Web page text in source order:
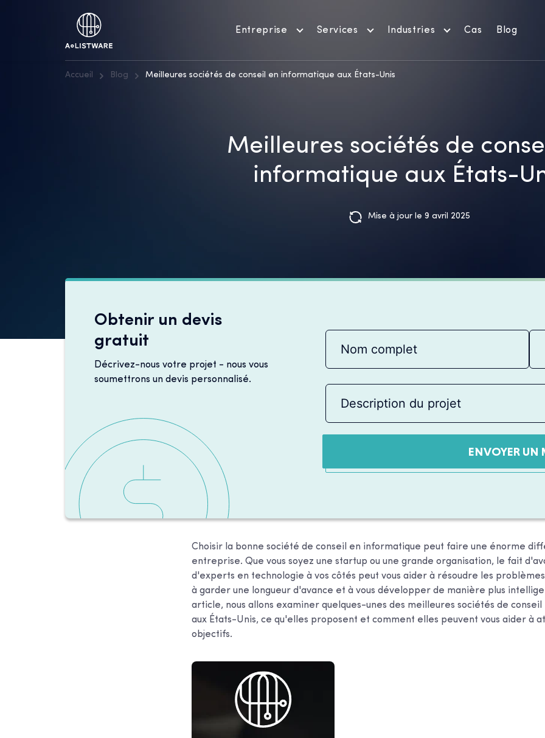
Entreprise Services Industries Cas Blog
Accueil Blog Meilleures sociétés de conseil en informatique aux États-Unis
Meilleures sociétés de
informatique aux États-
Mise à jour le 9 avril 2025
Obtenir un devis
gratuit
Décrivez-nous votre projet - nous vous
soumettrons un devis personnalisé.
ENVOYER UN
Choisir la bonne société de conseil en informatique peut faire une énorme
entreprise. Que vous soyez une startup ou une grande organisation, le fait
d'experts en technologie à vos côtés peut vous aider à résoudre les
à garder une longueur d'avance et à vous développer de manière plus
article, nous allons examiner quelques-unes des meilleures sociétés de
aux États-Unis, ce qu'elles proposent et comment elles peuvent vous aider à
objectifs.